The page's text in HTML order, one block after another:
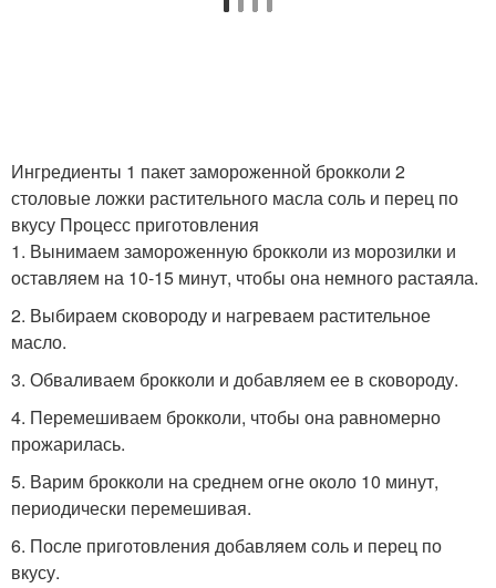
Ингредиенты 1 пакет замороженной брокколи 2
столовые ложки растительного масла соль и перец по
вкусу Процесс приготовления
1. Вынимаем замороженную брокколи из морозилки и
оставляем на 10-15 минут, чтобы она немного растаяла.
2. Выбираем сковороду и нагреваем растительное
масло.
3. Обваливаем брокколи и добавляем ее в сковороду.
4. Перемешиваем брокколи, чтобы она равномерно
прожарилась.
5. Варим брокколи на среднем огне около 10 минут,
периодически перемешивая.
6. После приготовления добавляем соль и перец по
вкусу.